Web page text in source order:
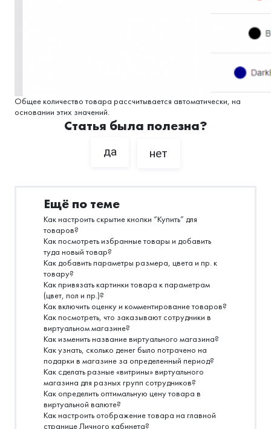
Общее количество товара рассчитывается автоматически, на
основании этих значений.
Статья была полезна?
да нет
Ещё по теме
Как настроить скрытие кнопки “Купить” для
товаров?
Как посмотреть избранные товары и добавить
туда новый товар?
Как добавить параметры размера, цвета и пр. к
товару?
Как привязать картинки товара к параметрам
(цвет, пол и пр.)?
Как включить оценку и комментирование товаров?
Как посмотреть, что заказывают сотрудники в
виртуальном магазине?
Как изменить название виртуального магазина?
Как узнать, сколько денег было потрачено на
подарки в магазине за определенный период?
Как сделать разные «витрины» виртуального
магазина для разных групп сотрудников?
Как определить оптимальную цену товара в
виртуальной валюте?
Как настроить отображение товара на главной
странице Личного кабинета?